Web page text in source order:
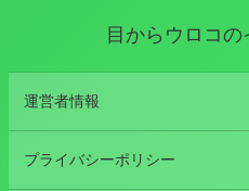
目からウロコ
運営者情報
プライバシーポリシー